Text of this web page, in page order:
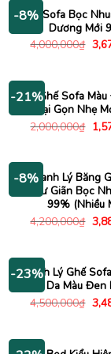
-8%Bộ Sofa Bọc
Dương Mới
4,000,000₫ Giá
gốc
-21%
Bộ Ghế Sofa
Đại Gọn Nhẹ
2,000,000₫ Giá
gốc
-8%Thanh Lý Băng
Thư Giãn Bọc
99% (Nhiều
4,200,000₫ Giá
gốc
-23%
Thanh Lý Ghế
Bọc Da Màu
4,500,000₫ Giá
gốc